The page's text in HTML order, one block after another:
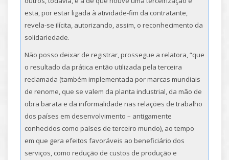
esta, por estar ligada à atividade-fim da contratante,
revela-se ilícita, autorizando, assim, o reconhecimento da
solidariedade.
Não posso deixar de registrar, prossegue a relatora, “que
o resultado da prática então utilizada pela terceira
reclamada (também implementada por marcas mundiais
de renome, que se valem da planta industrial, da mão de
obra barata e da informalidade nas relações de trabalho
dos países em desenvolvimento – antigamente
conhecidos como países de terceiro mundo), ao tempo
em que gera efeitos favoráveis ao beneficiário dos
serviços, como redução de custos de produção e